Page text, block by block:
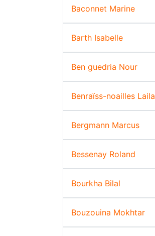
Baconnet Marine
Barth Isabelle
Ben guedria Nour
Benraïss-noailles Laila
Bergmann Marcus
Bessenay Roland
Bourkha Bilal
Bouzouina Mokhtar